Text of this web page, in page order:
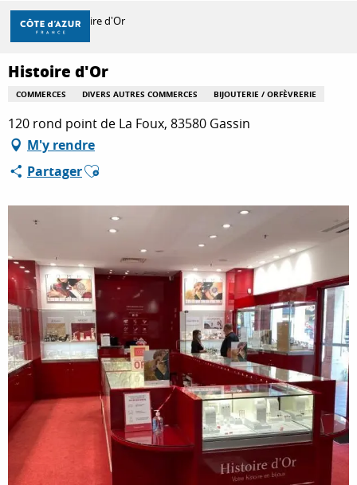
Aller
contenu
principal
DÉCOUVRIR
À FAIRE
SÉJOURNER
Accueil Histoire d'Or
Histoire d'Or
COMMERCES DIVERS AUTRES COMMERCES BIJOUTERIE / ORFÈVRERIE
120 rond point de La Foux, 83580 Gassin
M'y rendre
PartagerAjouter aux favoris